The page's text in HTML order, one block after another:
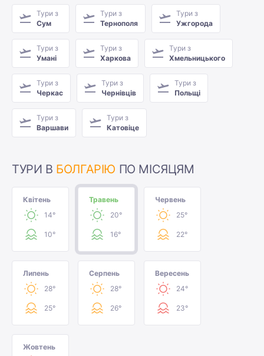
Тури з
Сум
Тури з
Тернополя
Тури з
Ужгорода
Тури з
Умані
Тури з
Харкова
Тури з
Хмельницького
Тури з
Черкас
Тури з
Чернівців
Тури з
Польщі
Тури з
Варшави
Тури з
Катовіце
ТУРИ В БОЛГАРІЮ ПО МІСЯЦЯМ
Квітень
14°
10°
Травень
20°
16°
Червень
25°
22°
Липень
28°
25°
Серпень
28°
26°
Вересень
24°
23°
Жовтень